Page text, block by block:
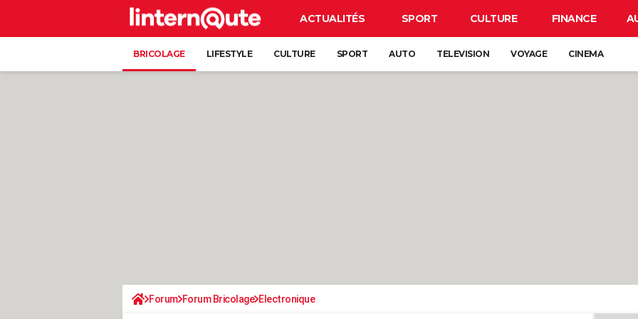
ACTUALITÉS SPORT CULTURE FINANCE
BRICOLAGE LIFESTYLE CULTURE SPORT AUTO TELEVISION VOYAGE CINEMA
Forum Forum Bricolage Electronique